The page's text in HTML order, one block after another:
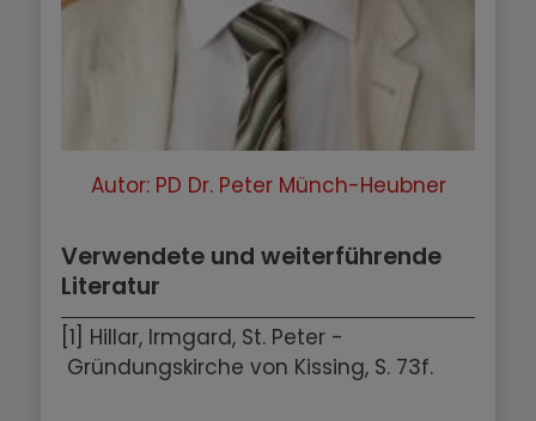
Autor: PD Dr. Peter Münch-Heubner
Verwendete und weiterführende
Literatur
[1] Hillar, Irmgard, St. Peter -
Gründungskirche von Kissing, S. 73f.